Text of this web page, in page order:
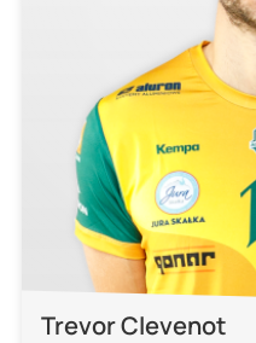
Trevor Clevenot